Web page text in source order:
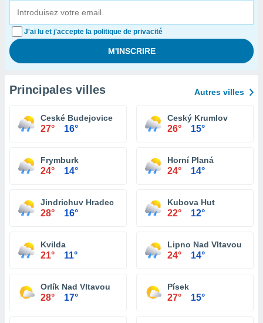
J'ai lu et j'accepte la politique de privacité
Principales villes Autres villes
Ceské Budejovice
27° 16°
Ceský Krumlov
26° 15°
Frymburk
24° 14°
Horní Planá
24° 14°
Jindrichuv Hradec
28° 16°
Kubova Hut
22° 12°
Kvilda
21° 11°
Lipno Nad Vltavou
24° 14°
Orlík Nad Vltavou
28° 17°
Písek
27° 15°